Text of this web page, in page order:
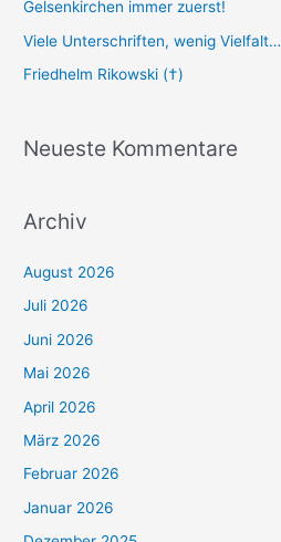
Gelsenkirchen immer zuerst!
Viele Unterschriften, wenig Vielfalt…
Friedhelm Rikowski (†)
Neueste Kommentare
Archiv
August 2026
Juli 2026
Juni 2026
Mai 2026
April 2026
März 2026
Februar 2026
Januar 2026